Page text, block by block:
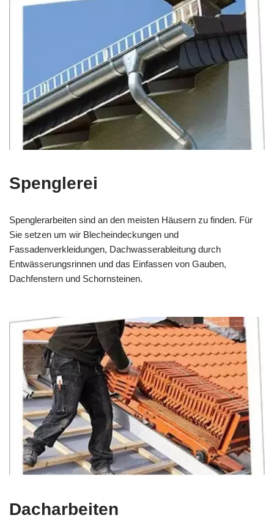
Spenglerei
Spenglerarbeiten sind an den meisten Häusern zu finden. Für
Sie setzen um wir Blecheindeckungen und
Fassadenverkleidungen, Dachwasserableitung durch
Entwässerungsrinnen und das Einfassen von Gauben,
Dachfenstern und Schornsteinen.
Dacharbeiten